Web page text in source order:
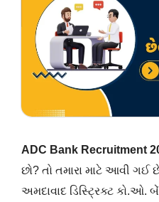
ADC Bank Recruitment
છો? તો તમારા માટે આવી ગઈ
અમદાવાદ ડિસ્ટ્રિક્ટ કો.ઓ.